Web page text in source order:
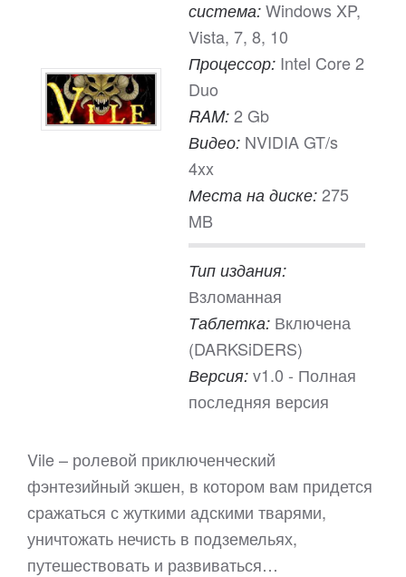
система: Windows XP,
Vista, 7, 8, 10
Процессор: Intel Core 2
Duo
RAM: 2 Gb
Видео: NVIDIA GT/s
4xx
Места на диске: 275
MB
Тип издания:
Взломанная
Таблетка: Включена
(DARKSiDERS)
Версия: v1.0 - Полная
последняя версия
Vile – ролевой приключенческий
фэнтезийный экшен, в котором вам придется
сражаться с жуткими адскими тварями,
уничтожать нечисть в подземельях,
путешествовать и развиваться…